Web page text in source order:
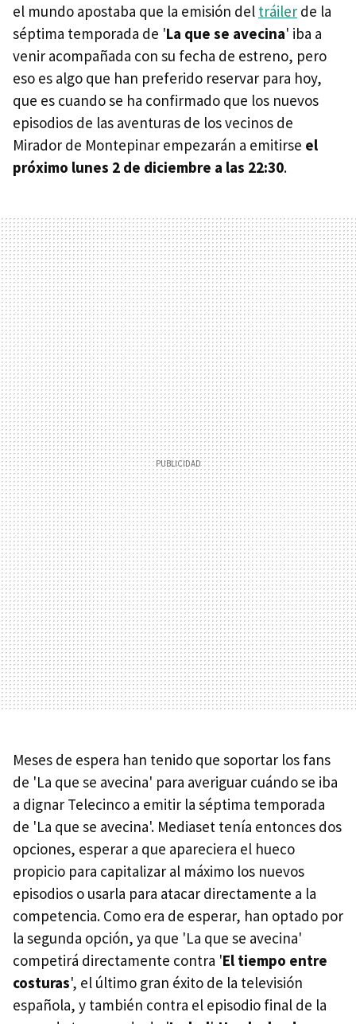
el mundo apostaba que la emisión del tráiler de la
séptima temporada de 'La que se avecina' iba a
venir acompañada con su fecha de estreno, pero
eso es algo que han preferido reservar para hoy,
que es cuando se ha confirmado que los nuevos
episodios de las aventuras de los vecinos de
Mirador de Montepinar empezarán a emitirse el
próximo lunes 2 de diciembre a las 22:30.
Meses de espera han tenido que soportar los fans
de 'La que se avecina' para averiguar cuándo se iba
a dignar Telecinco a emitir la séptima temporada
de 'La que se avecina'. Mediaset tenía entonces dos
opciones, esperar a que apareciera el hueco
propicio para capitalizar al máximo los nuevos
episodios o usarla para atacar directamente a la
competencia. Como era de esperar, han optado por
la segunda opción, ya que 'La que se avecina'
competirá directamente contra 'El tiempo entre
costuras', el último gran éxito de la televisión
española, y también contra el episodio final de la